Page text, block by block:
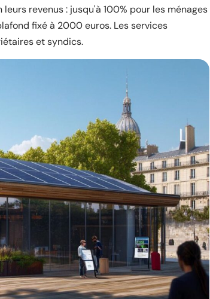
revenus : jusqu'à 100% pour les ménages
fixé à 2000 euros. Les services
et syndics.